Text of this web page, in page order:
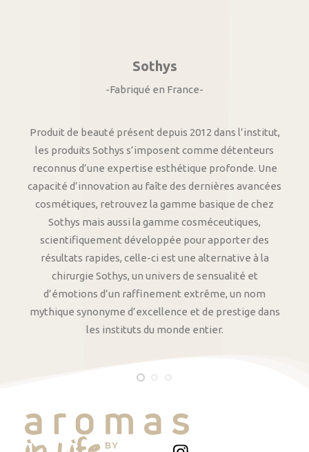
Sothys
-Fabriqué en France-
Produit de beauté présent depuis 2012 dans l’institut,
les produits Sothys s’imposent comme détenteurs
reconnus d’une expertise esthétique profonde. Une
capacité d’innovation au faîte des dernières avancées
cosmétiques, retrouvez la gamme basique de chez
Sothys mais aussi la gamme cosméceutiques,
scientifiquement développée pour apporter des
résultats rapides, celle-ci est une alternative à la
chirurgie Sothys, un univers de sensualité et
d’émotions d’un raffinement extrême, un nom
mythique synonyme d’excellence et de prestige dans
les instituts du monde entier.